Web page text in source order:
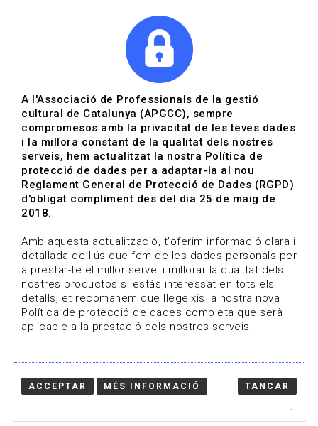
Actualitza't
Vols estar al dia?
HOME / BLOG
Estigues al dia
Convocatòries, activitats i notícies del sector de la
cultura.
A l'Associació de Professionals de la gestió
cultural de Catalunya (APGCC), sempre
compromesos amb la privacitat de les teves dades
i la millora constant de la qualitat dels nostres
serveis, hem actualitzat la nostra Política de
protecció de dades per a adaptar-la al nou
Reglament General de Protecció de Dades (RGPD)
d'obligat compliment des del dia 25 de maig de
2018.
Amb aquesta actualització, t'oferim informació clara i
detallada de l'ús que fem de les dades personals per
a prestar-te el millor servei i millorar la qualitat dels
nostres productos.si estàs interessat en tots els
detalls, et recomanem que llegeixis la nostra nova
Política de protecció de dades completa que serà
aplicable a la prestació dels nostres serveis.
ACCEPTAR MÉS INFORMACIÓ TANCAR